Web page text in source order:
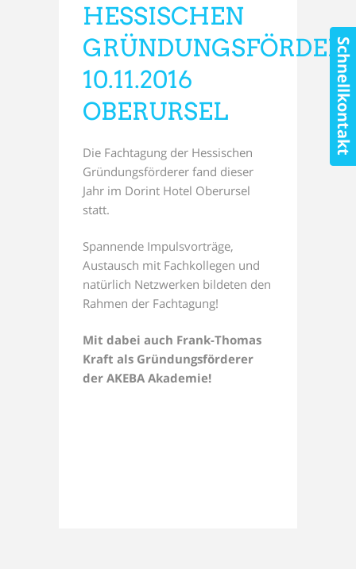
HESSISCHEN
10.11.2016
OBERURSEL
Die Fachtagung der Hessischen
Gründungsförderer fand dieser
Jahr im Dorint Hotel Oberursel
statt.
Spannende Impulsvorträge,
Austausch mit Fachkollegen und
natürlich Netzwerken bildeten den
Rahmen der Fachtagung!
Mit dabei auch Frank-Thomas
Kraft als Gründungsförderer
der AKEBA Akademie!
Schnellkontakt